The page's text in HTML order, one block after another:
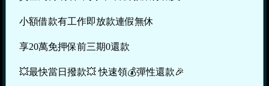
小額借款有工作即放款連假無休
享20萬免押保前三期0還款
💥最快當日撥款💥 快速領💰彈性還款🎉